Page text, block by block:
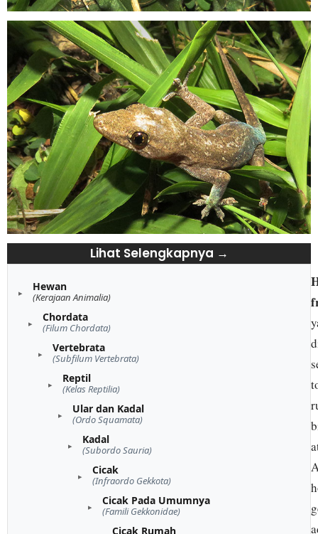
Lihat Selengkapnya →
Hewan
(Kerajaan Animalia)
Chordata
(Filum Chordata)
Vertebrata
(Subfilum Vertebrata)
Reptil
(Kelas Reptilia)
Ular dan Kadal
(Ordo Squamata)
Kadal
(Subordo Sauria)
Cicak
(Infraordo Gekkota)
Cicak Pada Umumnya
(Famili Gekkonidae)
Cicak Rumah